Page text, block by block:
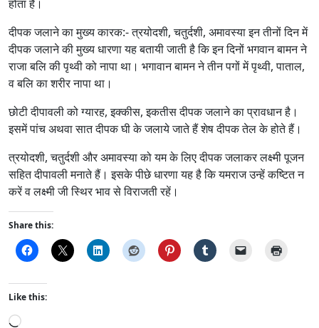
होता है।
दीपक जलाने का मुख्य कारक:- त्रयोदशी, चतुर्दशी, अमावस्या इन तीनों दिन में
दीपक जलाने की मुख्य धारणा यह बतायी जाती है कि इन दिनों भगवान बामन ने
राजा बलि की पृथ्वी को नापा था। भगावान बामन ने तीन पगों में पृथ्वी, पाताल,
व बलि का शरीर नापा था।
छोटी दीपावली को ग्यारह, इक्कीस, इकतीस दीपक जलाने का प्रावधान है।
इसमें पांच अथवा सात दीपक घी के जलाये जाते हैं शेष दीपक तेल के होते हैं।
त्रयोदशी, चतुर्दशी और अमावस्या को यम के लिए दीपक जलाकर लक्ष्मी पूजन
सहित दीपावली मनाते हैं। इसके पीछे धारणा यह है कि यमराज उन्हें कष्टित न
करें व लक्ष्मी जी स्थिर भाव से विराजती रहें।
Share this:
Like this:
L